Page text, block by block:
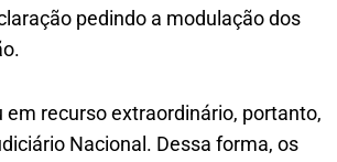
pedindo a modulação dos
em recurso extraordinário, portanto,
Nacional. Dessa forma, os